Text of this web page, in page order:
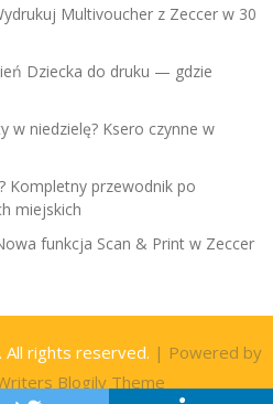
Multivoucher z Zeccer w 30
Dziecka do druku — gdzie
w niedzielę? Ksero czynne w
Kompletny przewodnik po
miejskich
funkcja Scan & Print w Zeccer
. All rights reserved. | Powered by
Blogily Theme